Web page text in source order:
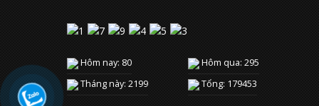
Hôm nay: 80
Hôm qua: 295
Tháng này: 2199
Tổng: 179453